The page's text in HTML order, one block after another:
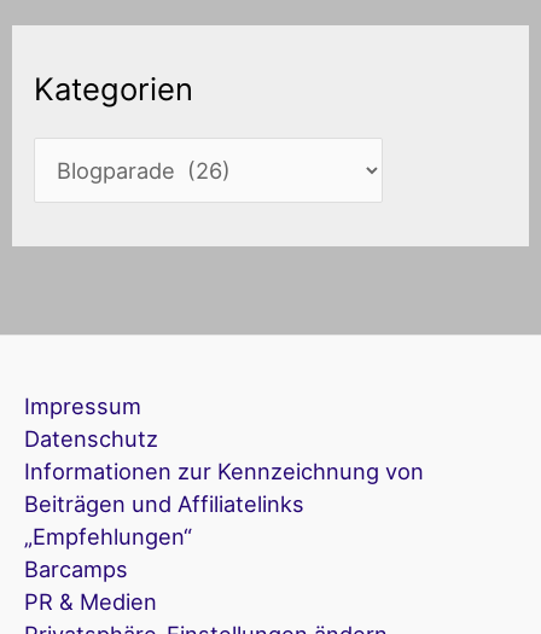
Kategorien
Impressum
Datenschutz
Informationen zur Kennzeichnung von
Beiträgen und Affiliatelinks
„Empfehlungen“
Barcamps
PR & Medien